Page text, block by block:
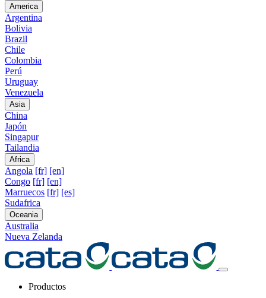
America
Argentina
Bolivia
Brazil
Chile
Colombia
Perú
Uruguay
Venezuela
Asia
China
Japón
Singapur
Tailandia
Africa
Angola [fr] [en]
Congo [fr] [en]
Marruecos [fr] [es]
Sudafrica
Oceania
Australia
Nueva Zelanda
Productos